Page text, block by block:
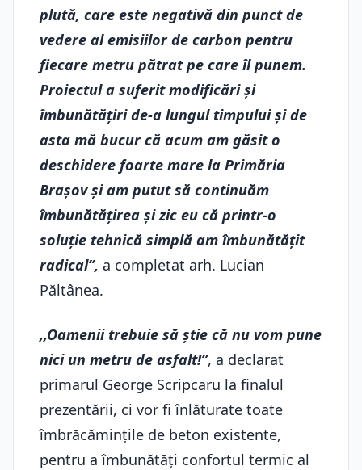
plută, care este negativă din punct de
vedere al emisiilor de carbon pentru
fiecare metru pătrat pe care îl punem.
Proiectul a suferit modificări și
îmbunătățiri de-a lungul timpului și de
asta mă bucur că acum am găsit o
deschidere foarte mare la Primăria
Brașov și am putut să continuăm
îmbunătățirea și zic eu că printr-o
soluție tehnică simplă am îmbunătățit
radical”, a completat arh. Lucian
Păltânea.
,,Oamenii trebuie să știe că nu vom pune
nici un metru de asfalt!”, a declarat
primarul George Scripcaru la finalul
prezentării, ci vor fi înlăturate toate
îmbrăcămințile de beton existente,
pentru a îmbunătăți confortul termic al